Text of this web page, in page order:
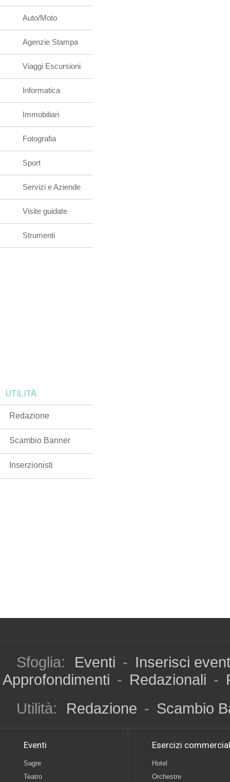
Auto/Moto
Agenzie Stampa
Viaggi Escursioni
Informatica
Immobiliari
Fotografia
Sport
Servizi e Aziende
Visite guidate
Strumenti
UTILITÀ:
Redazione
Scambio Banner
Inserzionisti
Sfoglia: Eventi - Inserisci
Approfondimenti - Redazionali -
Utilità:
Redazione - Scambio
Eventi
Sagre
Teatro
Esercizi
Hotel
Orchestre